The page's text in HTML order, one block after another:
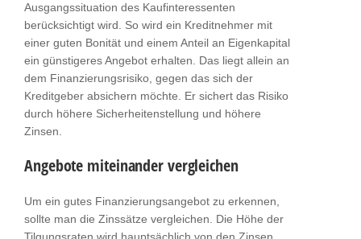
Ausgangssituation des Kaufinteressenten
berücksichtigt wird. So wird ein Kreditnehmer mit
einer guten Bonität und einem Anteil an Eigenkapital
ein günstigeres Angebot erhalten. Das liegt allein an
dem Finanzierungsrisiko, gegen das sich der
Kreditgeber absichern möchte. Er sichert das Risiko
durch höhere Sicherheitenstellung und höhere
Zinsen.
Angebote miteinander vergleichen
Um ein gutes Finanzierungsangebot zu erkennen,
sollte man die Zinssätze vergleichen. Die Höhe der